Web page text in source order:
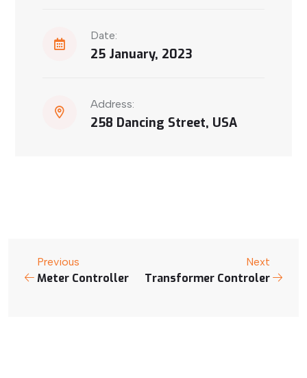
Date:
25 January, 2023
Address:
258 Dancing Street, USA
Previous
Meter Controller
Next
Transformer Controler